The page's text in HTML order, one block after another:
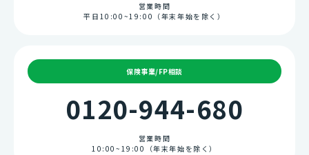
営業時間
平日10:00~19:00（年末年始を除く）
保険事業/FP相談
0120-944-680
営業時間
10:00~19:00（年末年始を除く）